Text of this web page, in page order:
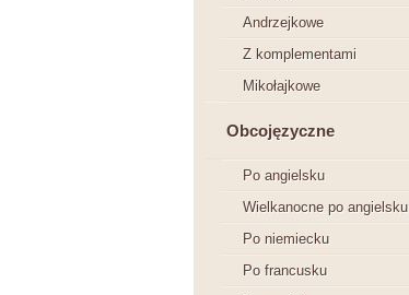
Andrzejkowe
Z komplementami
Mikołajkowe
Obcojęzyczne
Po angielsku
Wielkanocne po angielsku
Po niemiecku
Po francusku